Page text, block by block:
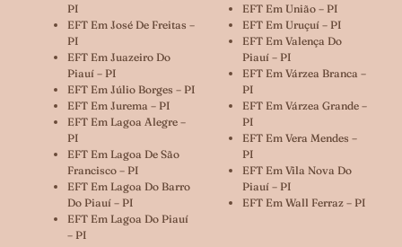
PI
EFT Em José De Freitas –
PI
EFT Em Juazeiro Do
Piauí – PI
EFT Em Júlio Borges – PI
EFT Em Jurema – PI
EFT Em Lagoa Alegre –
PI
EFT Em Lagoa De São
Francisco – PI
EFT Em Lagoa Do Barro
Do Piauí – PI
EFT Em Lagoa Do Piauí
– PI
EFT Em União – PI
EFT Em Uruçuí – PI
EFT Em Valença Do
Piauí – PI
EFT Em Várzea Branca –
PI
EFT Em Várzea Grande –
PI
EFT Em Vera Mendes –
PI
EFT Em Vila Nova Do
Piauí – PI
EFT Em Wall Ferraz – PI